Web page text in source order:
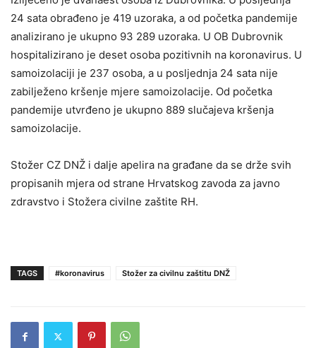
24 sata obrađeno je 419 uzoraka, a od početka pandemije
analizirano je ukupno 93 289 uzoraka. U OB Dubrovnik
hospitalizirano je deset osoba pozitivnih na koronavirus. U
samoizolaciji je 237 osoba, a u posljednja 24 sata nije
zabilježeno kršenje mjere samoizolacije. Od početka
pandemije utvrđeno je ukupno 889 slučajeva kršenja
samoizolacije.
Stožer CZ DNŽ i dalje apelira na građane da se drže svih
propisanih mjera od strane Hrvatskog zavoda za javno
zdravstvo i Stožera civilne zaštite RH.
TAGS #koronavirus Stožer za civilnu zaštitu DNŽ